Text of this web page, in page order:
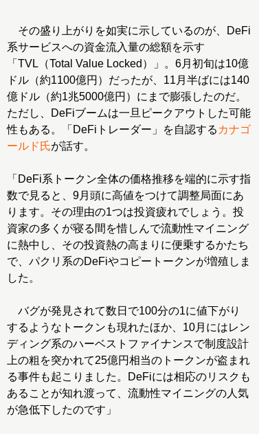
その盛り上がりを如実に示しているのが、DeFi
系サービスへの資金流入量の総額を示す
「TVL（Total Value Locked）」。6月初旬は10億
ドル（約1100億円）だったが、11月半ばには140
億ドル（約1兆5000億円）にまで膨張したのだ。
ただし、DeFiブームは一旦ピークアウトした可能
性もある。「DeFiトレーダー」を自認する カナゴ
ールド氏が話す。
「DeFi系トークン全体の価格推移を端的に示す指
数で見ると、9月頭に高値をつけて調整局面にあ
ります。その理由の1つは投資疲れでしょう。投
資家の多くが寝る間を惜しんで流動性マイニング
に熱中し、その投資熱の高まりに便乗するかたち
で、パクリ系のDeFiやコピートークンが増殖しま
した。
バグが発見されて数日で100分の1に値下がり
するようなトークンも現れたほか、10月にはレン
ディング系のハーベストファイナンスで制度設計
上の粗を突かれて25億円相当のトークンが盗まれ
る事件も起こりました。DeFiには相応のリスクも
あることが知れ渡って、流動性マイニングの人気
が急低下したのです」